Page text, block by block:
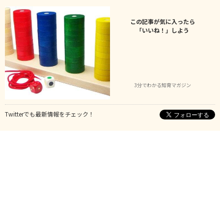
この記事が気に入ったら
「いいね！」しよう
3分でわかる知育マガジン
Twitterでも最新情報をチェック！